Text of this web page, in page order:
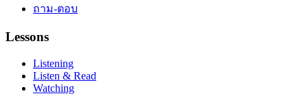
ถาม-ตอบ
Lessons
Listening
Listen & Read
Watching